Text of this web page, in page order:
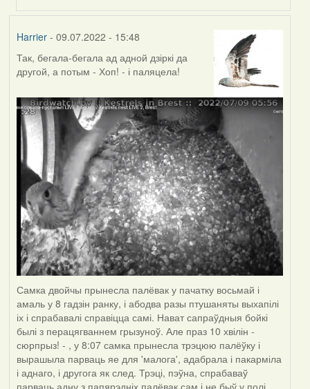
Harrier- 09.07.2022 - 15:48
Так, бегала-бегала ад адной дзіркі да
другой, а потым - Хоп! - і паляцела!
Самка двойчы прынесла палёвак у пачатку восьмай і
амаль у 8 гадзін ранку, і абодва разы птушаняты выхапілі
іх і спрабавалі справіцца самі. Нават сапраўдныя бойкі
былі з перацягваннем грызуноў. Але праз 10 хвілін -
сюрпрыз! - , у 8:07 самка прынесла трэцюю палёўку і
вырашыла парваць яе для 'малога', адабрала і пакарміла
і аднаго, і другога як след. Трэці, пэўна, спрабаваў
парваць адну з папярэдніх палёвак сам і не быў у полі